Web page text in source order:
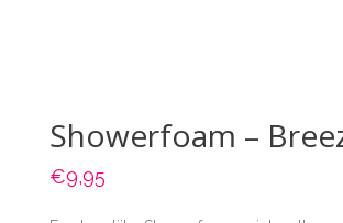
Showerfoam –
€9,95